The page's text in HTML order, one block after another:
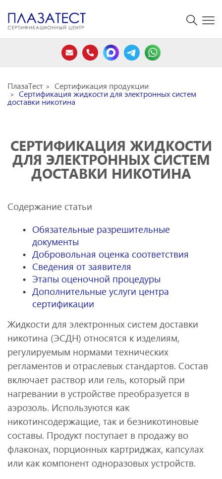
ПлазаТест Сертификация продукции
Сертификация жидкости для электронных систем
доставки никотина
СЕРТИФИКАЦИЯ ЖИДКОСТИ
ДЛЯ ЭЛЕКТРОННЫХ СИСТЕМ
ДОСТАВКИ НИКОТИНА
Содержание статьи
Обязательные разрешительные
документы
Добровольная оценка соответствия
Сведения от заявителя
Этапы оценочной процедуры
Дополнительные услуги центра
сертификации
Жидкости для электронных систем доставки
никотина (ЭСДН) относятся к изделиям,
регулируемым нормами технических
регламентов и отраслевых стандартов. Состав
включает раствор или гель, который при
нагревании в устройстве преобразуется в
аэрозоль. Используются как
никотинсодержащие, так и безникотиновые
составы. Продукт поступает в продажу во
флаконах, порционных картриджах, капсулах
или как компонент одноразовых устройств.